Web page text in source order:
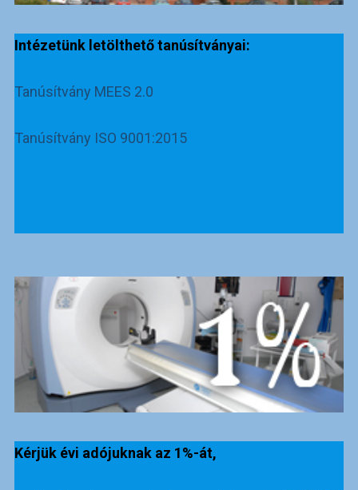
Intézetünk letölthető tanúsítványai:
Tanúsítvány MEES 2.0
Tanúsítvány ISO 9001:2015
Kérjük évi adójuknak az 1%-át,